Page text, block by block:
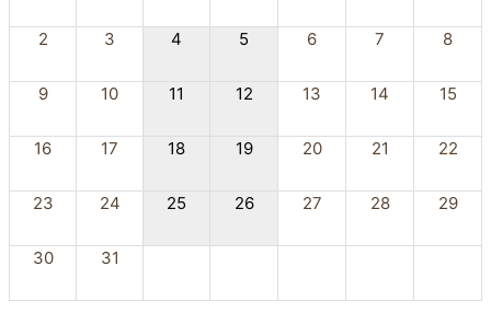
2 3 4 5 6 7 8
9 10 11 12 13 14 15
16 17 18 19 20 21 22
23 24 25 26 27 28 29
30 31